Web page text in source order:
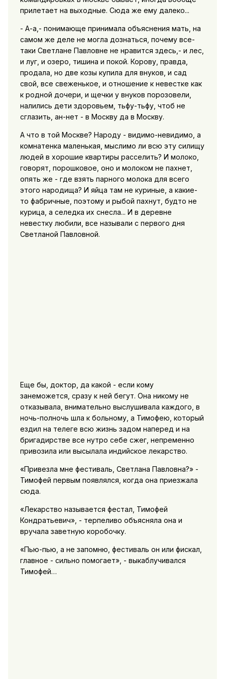
прилетает на выходные. Сюда же ему далеко...
- А-а,- понимающе принимала объяснения мать, на
самом же деле не могла дознаться, почему все-
таки Светлане Павловне не нравится здесь,- и лес,
и луг, и озеро, тишина и покой. Корову, правда,
продала, но две козы купила для внуков, и сад
свой, все свеженькое, и отношение к невестке как
к родной дочери, и щечки у внуков порозовели,
налились дети здоровьем, тьфу-тьфу, чтоб не
сглазить, ан-нет - в Москву да в Москву.
А что в той Москве? Народу - видимо-невидимо, а
комнатенка маленькая, мыслимо ли всю эту силищу
людей в хорошие квартиры расселить? И молоко,
говорят, порошковое, оно и молоком не пахнет,
опять же - где взять парного молока для всего
этого народища? И яйца там не куриные, а какие-
то фабричные, поэтому и рыбой пахнут, будто не
курица, а селедка их снесла... И в деревне
невестку любили, все называли с первого дня
Светланой Павловной.
Еще бы, доктор, да какой - если кому
занеможется, сразу к ней бегут. Она никому не
отказывала, внимательно выслушивала каждого, в
ночь-полночь шла к больному, а Тимофею, который
ездил на телеге всю жизнь задом наперед и на
бригадирстве все нутро себе сжег, непременно
привозила или высылала индийское лекарство.
«Привезла мне фестиваль, Светлана Павловна?» -
Тимофей первым появлялся, когда она приезжала
сюда.
«Лекарство называется фестал, Тимофей
Кондратьевич», - терпеливо объясняла она и
вручала заветную коробочку.
«Пью-пью, а не запомню, фестиваль он или фискал,
главное - сильно помогает», - выкаблучивался
Тимофей…